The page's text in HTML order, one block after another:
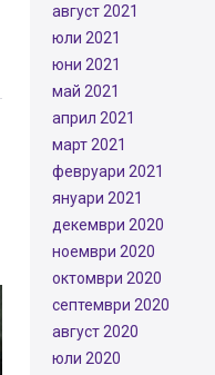
август 2021
юли 2021
юни 2021
май 2021
април 2021
март 2021
февруари 2021
януари 2021
декември 2020
ноември 2020
октомври 2020
септември 2020
август 2020
юли 2020